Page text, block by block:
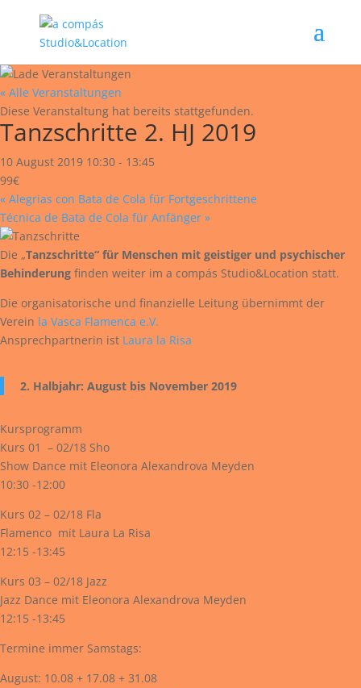
« Alle Veranstaltungen
Diese Veranstaltung hat bereits stattgefunden.
Tanzschritte 2. HJ 2019
10 August 2019 10:30 - 13:45
99€
« Alegrias con Bata de Cola für Fortgeschrittene
Técnica de Bata de Cola für Anfänger »
Die „Tanzschritte“ für Menschen mit geistiger und psychischer
Behinderung finden weiter im a compás Studio&Location statt.
Die organisatorische und finanzielle Leitung übernimmt der
Verein la Vasca Flamenca e.V.
Ansprechpartnerin ist Laura la Risa
2. Halbjahr: August bis November 2019
Kursprogramm
Kurs 01 – 02/18 Sho
Show Dance mit Eleonora Alexandrova Meyden
10:30 -12:00
Kurs 02 – 02/18 Fla
Flamenco mit Laura La Risa
12:15 -13:45
Kurs 03 – 02/18 Jazz
Jazz Dance mit Eleonora Alexandrova Meyden
12:15 -13:45
Termine immer Samstags:
August: 10.08 + 17.08 + 31.08